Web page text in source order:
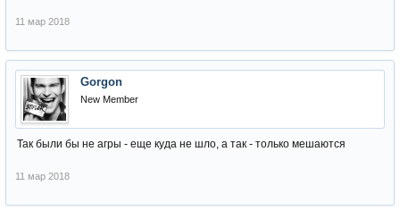
11 мар 2018
Gorgon
New Member
Так были бы не агры - еще куда не шло, а так - только мешаются
11 мар 2018